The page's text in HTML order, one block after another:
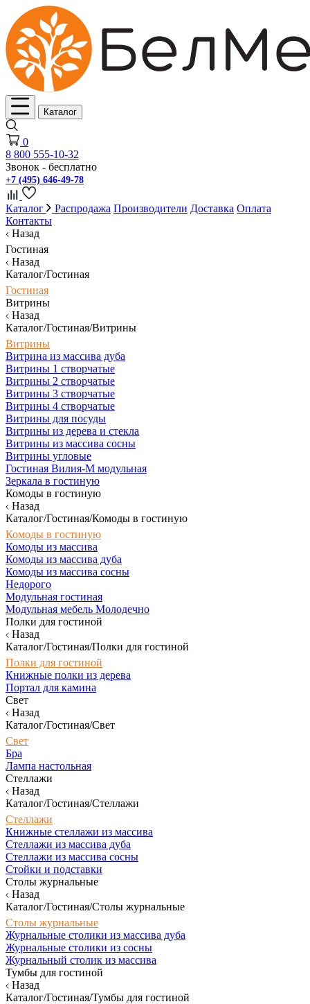
Каталог
0
8 800 555-10-32
Звонок - бесплатно
+7 (495) 646-49-78
Каталог Распродажа Производители Доставка Оплата
Контакты
Назад
Гостиная
Назад
Каталог/Гостиная
Гостиная
Витрины
Назад
Каталог/Гостиная/Витрины
Витрины
Витрина из массива дуба
Витрины 1 створчатые
Витрины 2 створчатые
Витрины 3 створчатые
Витрины 4 створчатые
Витрины для посуды
Витрины из дерева и стекла
Витрины из массива сосны
Витрины угловые
Гостиная Вилия-М модульная
Зеркала в гостиную
Комоды в гостиную
Назад
Каталог/Гостиная/Комоды в гостиную
Комоды в гостиную
Комоды из массива
Комоды из массива дуба
Комоды из массива сосны
Недорого
Модульная гостиная
Модульная мебель Молодечно
Полки для гостиной
Назад
Каталог/Гостиная/Полки для гостиной
Полки для гостиной
Книжные полки из дерева
Портал для камина
Свет
Назад
Каталог/Гостиная/Свет
Свет
Бра
Лампа настольная
Стеллажи
Назад
Каталог/Гостиная/Стеллажи
Стеллажи
Книжные стеллажи из массива
Стеллажи из массива дуба
Стеллажи из массива сосны
Стойки и подставки
Столы журнальные
Назад
Каталог/Гостиная/Столы журнальные
Столы журнальные
Журнальные столики из массива дуба
Журнальные столики из сосны
Журнальный столик из массива
Тумбы для гостиной
Назад
Каталог/Гостиная/Тумбы для гостиной